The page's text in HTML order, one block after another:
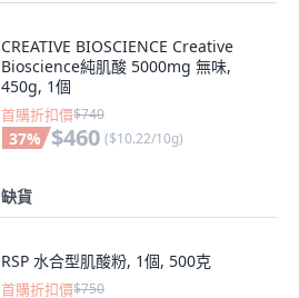
CREATIVE BIOSCIENCE Creative
Bioscience純肌酸 5000mg 無味,
450g, 1個
首購折扣價$740
37% $460 ($10.22/10g)
缺貨
RSP 水合型肌酸粉, 1個, 500克
首購折扣價$750